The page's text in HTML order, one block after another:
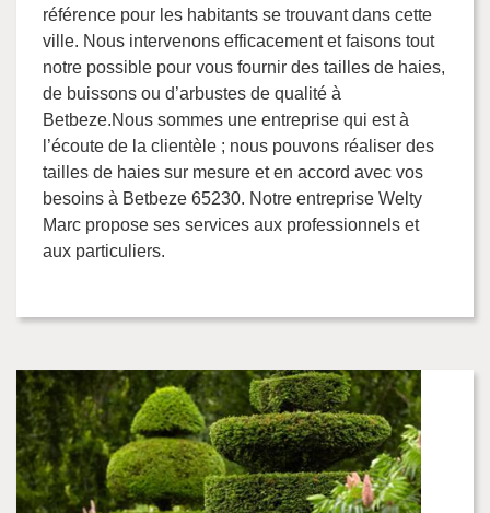
référence pour les habitants se trouvant dans cette
ville. Nous intervenons efficacement et faisons tout
notre possible pour vous fournir des tailles de haies,
de buissons ou d’arbustes de qualité à
Betbeze.Nous sommes une entreprise qui est à
l’écoute de la clientèle ; nous pouvons réaliser des
tailles de haies sur mesure et en accord avec vos
besoins à Betbeze 65230. Notre entreprise Welty
Marc propose ses services aux professionnels et
aux particuliers.